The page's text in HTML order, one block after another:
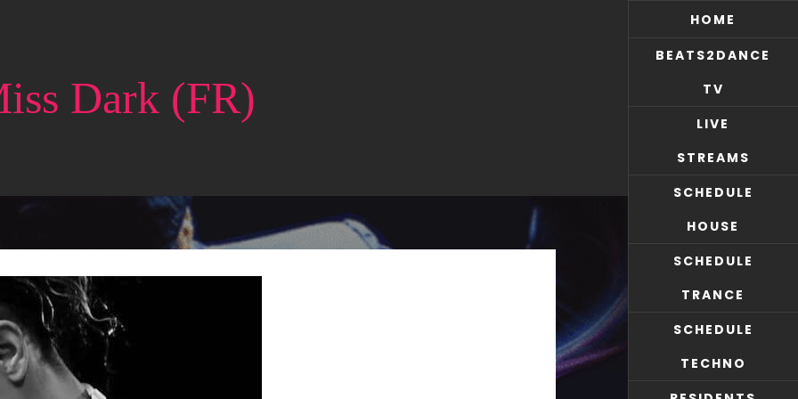
HOME
BEATS2DANCE
TV
LIVE
STREAMS
SCHEDULE
HOUSE
SCHEDULE
TRANCE
SCHEDULE
TECHNO
Dark (FR)